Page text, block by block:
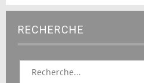
RECHERCHE